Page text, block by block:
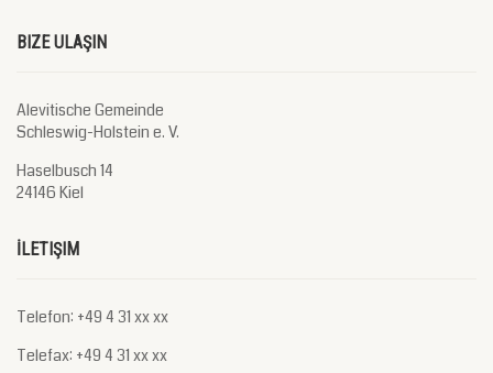
BIZE ULAŞIN
Alevitische Gemeinde
Schleswig-Holstein e. V.
Haselbusch 14
24146 Kiel
İLETIŞIM
Telefon: +49 4 31 xx xx
Telefax: +49 4 31 xx xx